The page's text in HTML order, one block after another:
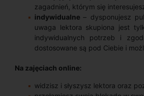
zagadnień, którym się
indywidualne– dysponujesz
uwaga lektora skupiona jest
indywidualnych potrzeb i
dostosowane są pod Ciebie i
Na zajęciach online:
widzisz i słyszysz lektora oraz